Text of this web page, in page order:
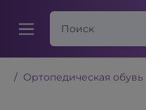
Ортопедическая обувь